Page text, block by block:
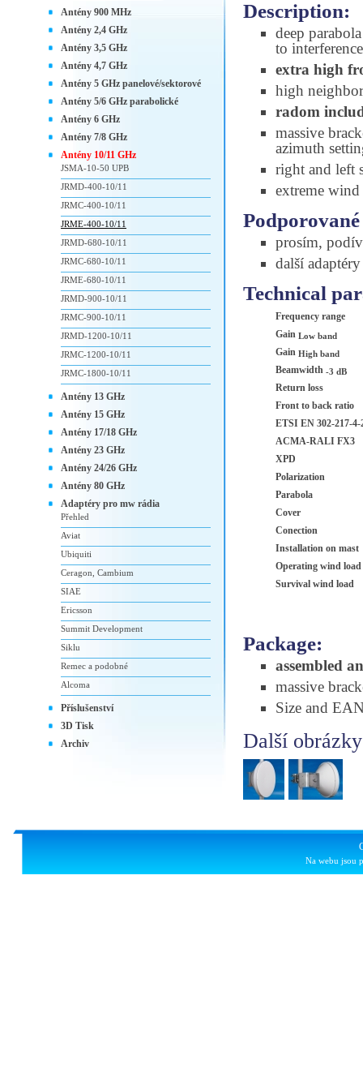
Description:
deep
to
extra high
high
radom
massive
azimuth
right and left
extreme
prosím,
další
Technical
Frequency range
Gain Low band
Gain High band
Beamwidth -3 dB
Return loss
Front to back ratio
ETSI EN 302-217-4-
ACMA-RALI FX3
XPD
Polarization
Parabola
Cover
Conection
Installation on mast
Operating wind load
Survival wind load
Package:
assembled
massive
Size and
Další
Antény 900 MHz
Antény 2,4 GHz
Antény 3,5 GHz
Antény 4,7 GHz
Antény 5 GHz panelové/sektorové
Antény 5/6 GHz parabolické
Antény 6 GHz
Antény 7/8 GHz
Antény 10/11 GHz
JSMA-10-50 UPB
JRMD-400-10/11
JRMC-400-10/11
JRME-400-10/11
JRMD-680-10/11
JRMC-680-10/11
JRME-680-10/11
JRMD-900-10/11
JRMC-900-10/11
JRMD-1200-10/11
JRMC-1200-10/11
JRMC-1800-10/11
Antény 13 GHz
Antény 15 GHz
Antény 17/18 GHz
Antény 23 GHz
Antény 24/26 GHz
Antény 80 GHz
Adaptéry pro mw rádia
Přehled
Aviat
Ubiquiti
Ceragon, Cambium
SIAE
Ericsson
Summit Development
Siklu
Remec a podobné
Alcoma
Příslušenství
3D Tisk
Archiv
Na webu jsou